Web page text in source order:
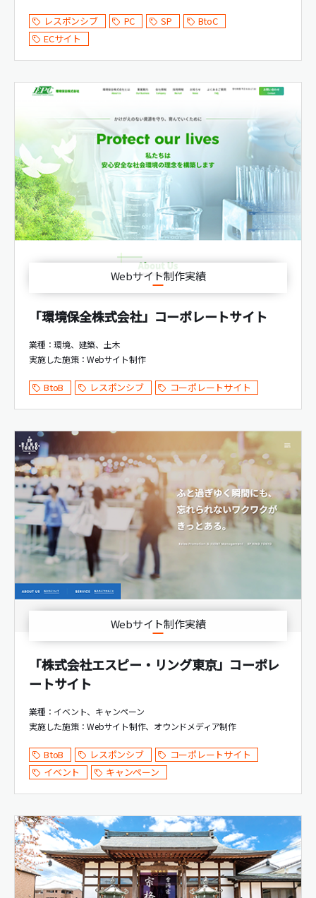
レスポンシブ PC SP
BtoC
ECサイト
Webサイト制作実績
「環境保全株式会社」コーポレートサイト
業種：環境、建築、土木
実施した施策：Webサイト制作
BtoB レスポンシブ コーポレートサイト
Webサイト制作実績
「株式会社エスピー・リング東京」コーポレ
ートサイト
業種：イベント、キャンペーン
実施した施策：Webサイト制作 オウンドメディア制作
BtoB レスポンシブ
コーポレートサイト
イベント
キャンペーン